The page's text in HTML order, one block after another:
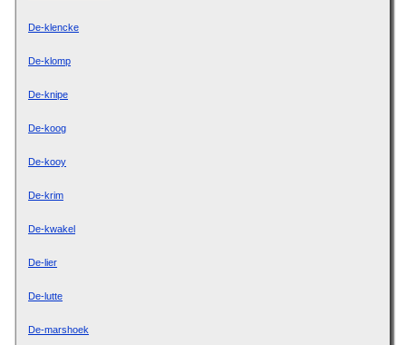
De-klencke
De-klomp
De-knipe
De-koog
De-kooy
De-krim
De-kwakel
De-lier
De-lutte
De-marshoek